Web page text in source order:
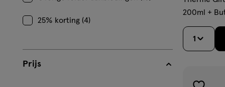
25% korting (4)
Prijs
200ml +
1